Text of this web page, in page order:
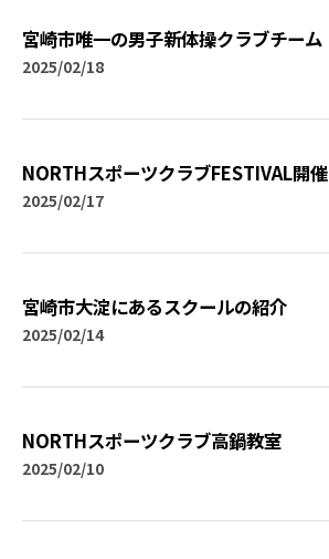
宮崎市唯一の男子新体操クラブチーム
2025/02/18
NORTHスポーツクラブFESTIVAL開催
2025/02/17
宮崎市大淀にあるスクールの紹介
2025/02/14
NORTHスポーツクラブ高鍋教室
2025/02/10